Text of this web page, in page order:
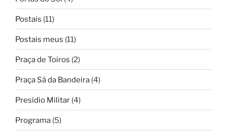
Postais (11)
Postais meus (11)
Praça de Toiros (2)
Praça Sá da Bandeira (4)
Presídio Militar (4)
Programa (5)